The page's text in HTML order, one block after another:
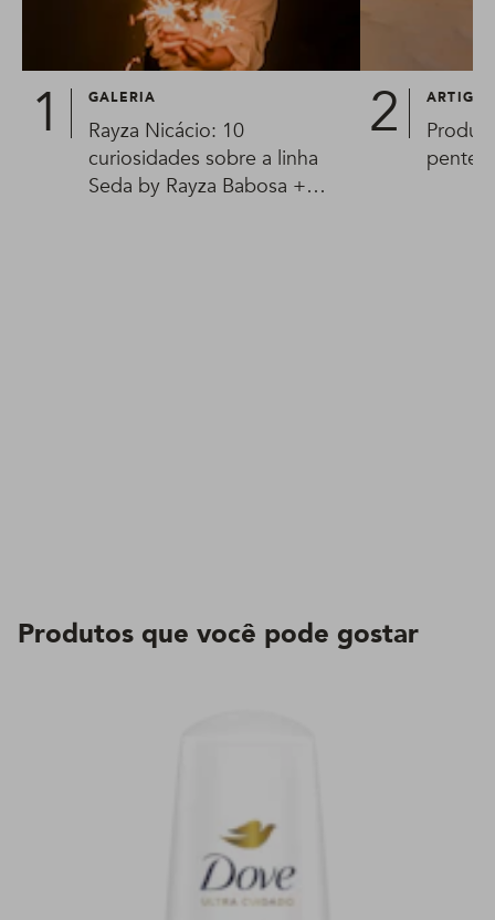
GALERIA
Rayza Nicácio: 10
curiosidades sobre a linha
Seda by Rayza Babosa +
ARTIGO
Produtos que você pode gostar